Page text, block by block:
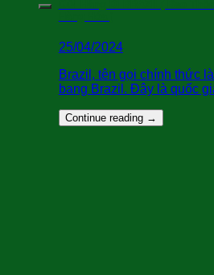
25/04/2024
Brazil, tên gọi chính thức
bang Brazil. Đây là quốc
Continue reading →